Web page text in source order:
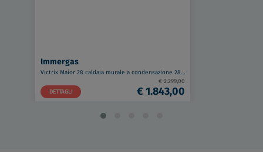
Immergas
Victrix Maior 28 caldaia murale a condensazione 28 Kw a metano codice prod: 3.033697
DETTAGLI
€ 2.299,00
€ 1.843,00